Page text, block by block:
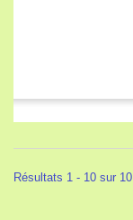
Résultats 1 - 10 sur 10.